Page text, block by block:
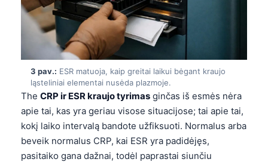
3 pav.: ESR matuoja, kaip greitai laikui bėgant kraujo
ląsteliniai elementai nusėda plazmoje.
The CRP ir ESR kraujo tyrimas ginčas iš esmės nėra
apie tai, kas yra geriau visose situacijose; tai apie tai,
kokį laiko intervalą bandote užfiksuoti. Normalus arba
beveik normalus CRP, kai ESR yra padidėjęs,
pasitaiko gana dažnai, todėl paprastai siunčiu